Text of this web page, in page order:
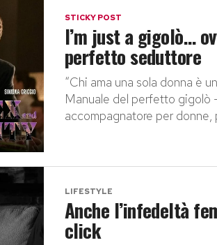
STICKY POST
I’m just a gigolò…
perfetto seduttore
“Chi ama una sola donna è
Manuale del perfetto gigolò
accompagnatore per donne,
LIFESTYLE
Anche l’infedeltà
click